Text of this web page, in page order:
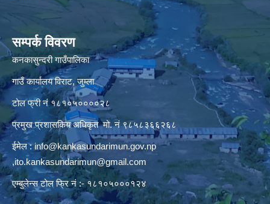
सम्पर्क विवरण
कनकासुन्दरी गाउँपालिका
गाउँ कार्यालय विराट, जुम्ला
टोल फ्री नं १८१०५००००२८
प्रमुख प्रशासकिय अधिकृत मो. नं ९८५८३६६२६८
ईमेल :info@kankasundarimun.gov.np
,ito.kankasundarimun@gmail.com
एम्बुलेन्स टोल फ्रि नं :- १८१०५०००१२४